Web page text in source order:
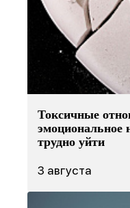
Токсичные
эмоциональное
трудно уйти
3 августа